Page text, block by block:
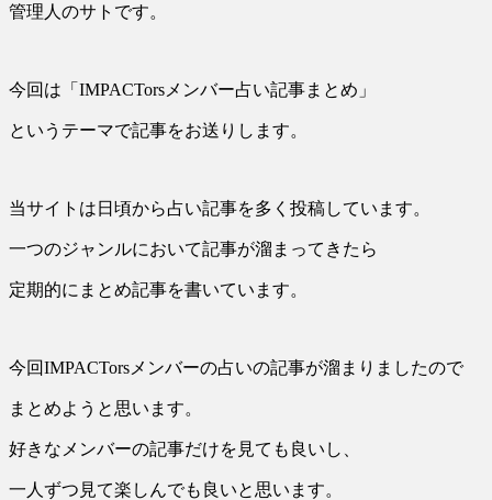
管理人のサトです。
今回は「IMPACTorsメンバー占い記事まとめ」
というテーマで記事をお送りします。
当サイトは日頃から占い記事を多く投稿しています。
一つのジャンルにおいて記事が溜まってきたら
定期的にまとめ記事を書いています。
今回IMPACTorsメンバーの占いの記事が溜まりましたので
まとめようと思います。
好きなメンバーの記事だけを見ても良いし、
一人ずつ見て楽しんでも良いと思います。